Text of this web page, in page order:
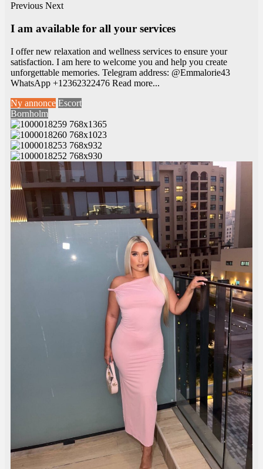
Previous Next
I am available for all your services
I offer new relaxation and wellness services to ensure your
satisfaction. I am here to welcome you and help you create
unforgettable memories. Telegram address: @Emmalorie43
WhatsApp +12362322476 Read more...
Ny annonce Escort
Bornholm